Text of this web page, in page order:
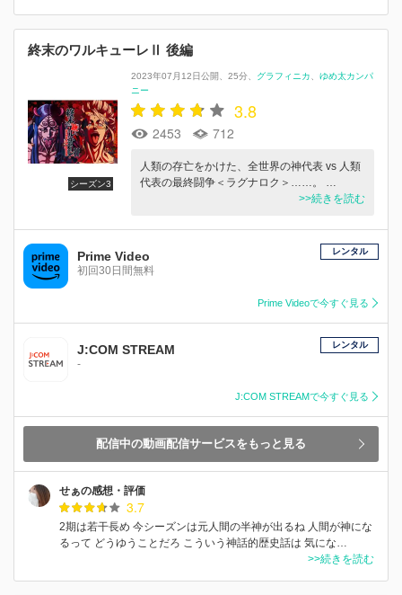
終末のワルキューレⅡ 後編
シーズン3
2023年07月12日公開 25分 グラフィニカ
ゆめ太カンパ
ニー
3.8
2453 712
人類の存亡をかけた、全世界の神代表 vs 人類
代表の最終闘争＜ラグナロク＞……。 …
>>続きを読む
Prime Video
初回30日間無料
レンタル
Prime Videoで今すぐ見る
J:COM STREAM
-
レンタル
J:COM STREAMで今すぐ見る
配信中の動画配信サービスをもっと見る
せぁの感想・評価
3.7
2期は若干長め 今シーズンは元人間の半神が出るね 人間が神にな
るって どうゆうことだろ こういう神話的歴史話は 気にな…
>>続きを読む